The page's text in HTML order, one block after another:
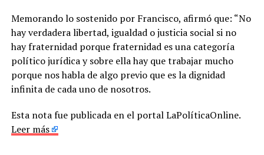
Memorando lo sostenido por Francisco, afirmó que: “No
hay verdadera libertad, igualdad o justicia social si no
hay fraternidad porque fraternidad es una categoría
político jurídica y sobre ella hay que trabajar mucho
porque nos habla de algo previo que es la dignidad
infinita de cada uno de nosotros.
Esta nota fue publicada en el portal LaPolíticaOnline.
Leer más